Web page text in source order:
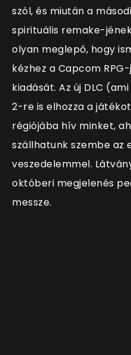
szól, és miután a
spirituális remake-
olyan meglepő, hogy
kézhez a Capcom
kiadását. Az új DLC
2-re is elhozza a
régiójába hív minket,
szállhatunk szembe
veszedelemmel.
októberi megjelenés
messze.